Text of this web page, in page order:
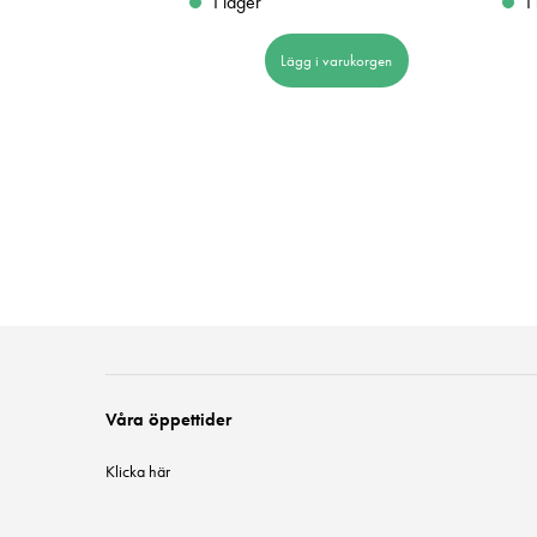
Lägg i varukorgen
Våra öppettider
Klicka här